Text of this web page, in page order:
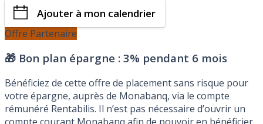
Ajouter à mon calendrier
Offre Partenaire
🎁 Bon plan épargne : 3% pendant 6 mois
Bénéficiez de cette offre de placement sans risque pour
votre épargne, auprès de Monabanq, via le compte
rémunéré Rentabilis. Il n’est pas nécessaire d’ouvrir un